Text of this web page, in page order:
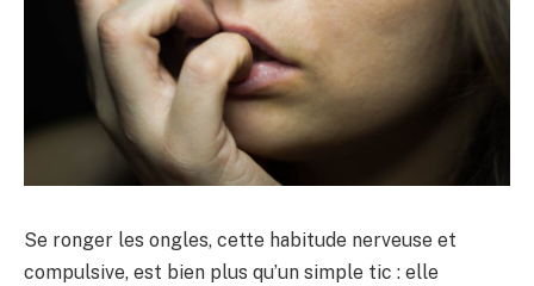
Se ronger les ongles, cette habitude nerveuse et
compulsive, est bien plus qu’un simple tic : elle